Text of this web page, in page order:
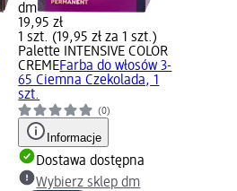
dm
19,95 zł
1 szt. (19,95 zł za 1 szt.)
Palette INTENSIVE COLOR
CREMEFarba do włosów 3-
65 Ciemna Czekolada, 1
szt.
(0)
Informacje
Dostawa dostępna
Wybierz sklep dm